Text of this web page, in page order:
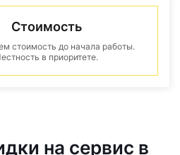
Стоимость
стоимость до начала работы.
в приоритете.
на сервис в